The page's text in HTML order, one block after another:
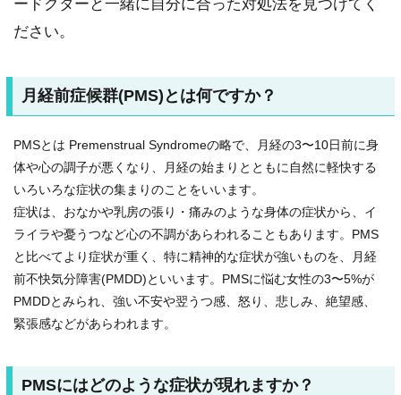
ードクターと一緒に自分に合った対処法を見つけてく
ださい。
月経前症候群(PMS)とは何ですか？
PMSとは Premenstrual Syndromeの略で、月経の3〜10日前に身
体や心の調子が悪くなり、月経の始まりとともに自然に軽快する
いろいろな症状の集まりのことをいいます。
症状は、おなかや乳房の張り・痛みのような身体の症状から、イ
ライラや憂うつなど心の不調があらわれることもあります。PMS
と比べてより症状が重く、特に精神的な症状が強いものを、月経
前不快気分障害(PMDD)といいます。PMSに悩む女性の3〜5%が
PMDDとみられ、強い不安や翌うつ感、怒り、悲しみ、絶望感、
緊張感などがあらわれます。
PMSにはどのような症状が現れますか？